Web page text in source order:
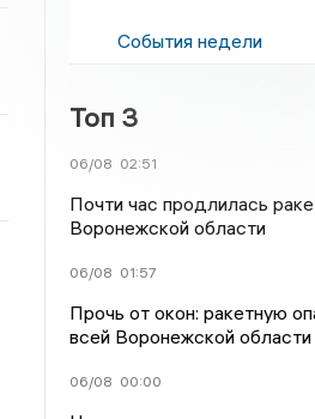
События недели
Топ 3
06/08 02:51
Почти час продлилась
Воронежской области
06/08 01:57
Прочь от окон: ракетную
всей Воронежской области
06/08 00:00